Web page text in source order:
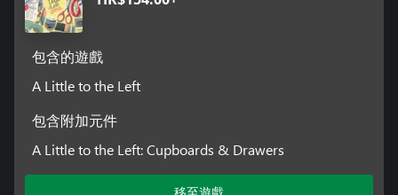
包含的遊戲
A Little to the Left
包含附加元件
A Little to the Left: Cupboards & Drawers